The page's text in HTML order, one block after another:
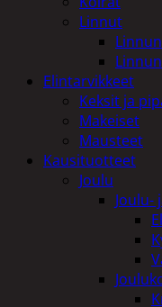
Linnut
Elintarvikkeet
Keksit ja
Makeiset
Mausteet
Kausituotteet
Joulu
Joulu-